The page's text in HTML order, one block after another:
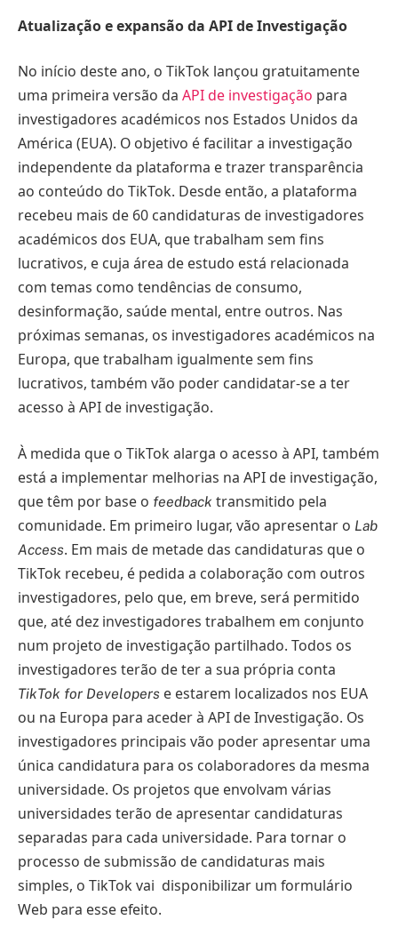
Atualização e expansão da API de Investigação
No início deste ano, o TikTok lançou gratuitamente
uma primeira versão da API de investigação para
investigadores académicos nos Estados Unidos da
América (EUA). O objetivo é facilitar a investigação
independente da plataforma e trazer transparência
ao conteúdo do TikTok. Desde então, a plataforma
recebeu mais de 60 candidaturas de investigadores
académicos dos EUA, que trabalham sem fins
lucrativos, e cuja área de estudo está relacionada
com temas como tendências de consumo,
desinformação, saúde mental, entre outros. Nas
próximas semanas, os investigadores académicos na
Europa, que trabalham igualmente sem fins
lucrativos, também vão poder candidatar-se a ter
acesso à API de investigação.
À medida que o TikTok alarga o acesso à API, também
está a implementar melhorias na API de investigação,
que têm por base o feedback transmitido pela
comunidade. Em primeiro lugar, vão apresentar o Lab
Access. Em mais de metade das candidaturas que o
TikTok recebeu, é pedida a colaboração com outros
investigadores, pelo que, em breve, será permitido
que, até dez investigadores trabalhem em conjunto
num projeto de investigação partilhado. Todos os
investigadores terão de ter a sua própria conta
TikTok for Developers e estarem localizados nos EUA
ou na Europa para aceder à API de Investigação. Os
investigadores principais vão poder apresentar uma
única candidatura para os colaboradores da mesma
universidade. Os projetos que envolvam várias
universidades terão de apresentar candidaturas
separadas para cada universidade. Para tornar o
processo de submissão de candidaturas mais
simples, o TikTok vai disponibilizar um formulário
Web para esse efeito.